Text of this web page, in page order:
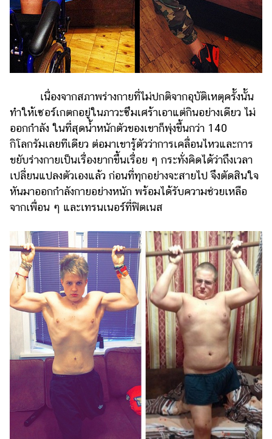
รถยนต์
บ้าน
และ
การ
มือ
ถือ
ราคา
ทอง
ราคา
น้ำมัน
ไร
ตี้
แต่งงาน
แม่
และ
เด็ก
สัตว์
เลี้ยง
บริการ
เนื่องจากสภาพร่างกายที่ไม่ปกติจากอุบัติเหตุครั้งนั้น
ทำให้เซอร์เกตกอยู่ในภาวะซึมเศร้าเอาแต่กินอย่างเดียว ไม่
ออกกำลัง ในที่สุดน้ำหนักตัวของเขาก็พุ่งขึ้นกว่า 140
กิโลกรัมเลยทีเดียว ต่อมาเขารู้ตัวว่าการเคลื่อนไหวและการ
ขยับร่างกายเป็นเรื่องยากขึ้นเรื่อย ๆ กระทั่งคิดได้ว่าถึงเวลา
เปลี่ยนแปลงตัวเองแล้ว ก่อนที่ทุกอย่างจะสายไป จึงตัดสินใจ
หันมาออกกำลังกายอย่างหนัก พร้อมได้รับความช่วยเหลือ
จากเพื่อน ๆ และเทรนเนอร์ที่ฟิตเนส